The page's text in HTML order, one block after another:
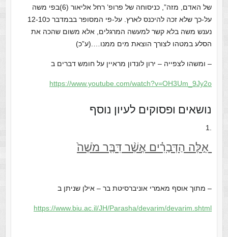
של האדם, מזה”, כניסוחה של פרופ’ רחל אליאור (6)בפי משה
על-כך שלא זכה להיכנס לארץ. על-פי המסופר בבמדבר כ12-10
נענש משה בלא קשר למעשה המרגלים, אלא משום שהכה את
הסלע במטהו לצורך הוצאת מים ממנו….(ע”כ)
ומשהו לצפייה – ירון לונדון מראיין על חומש דברים ב –
https://www.youtube.com/watch?v=OH3Um_9Jy2o
נושאים ופסוקים לעיון נוסף
1.
מתוך אוסף מאמרי אוניברסיטת בר – אילן שניתן ב –
https://www.biu.ac.il/JH/Parasha/devarim/devarim.shtml